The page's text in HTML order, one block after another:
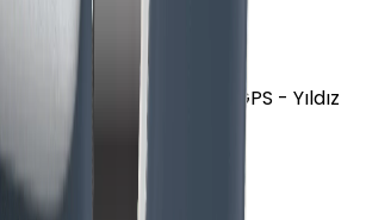
- Alüminyum - 40mm - GPS - Yıldız